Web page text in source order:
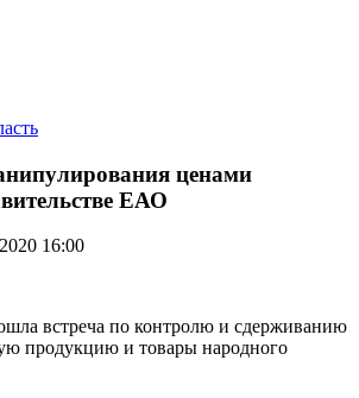
ценами
ЕАО
16:00
встреча по контролю и сдерживанию
продукцию и товары народного